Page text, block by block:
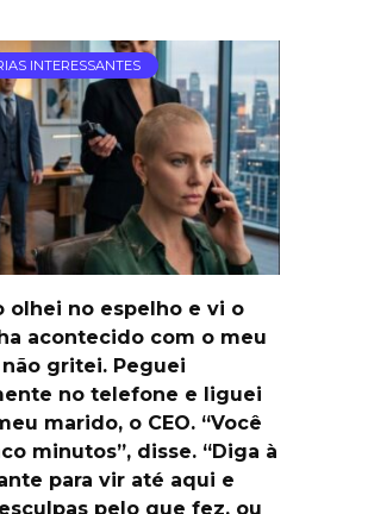
INTERESSANTES
olhei no espelho e vi o
acontecido com o meu
gritei. Peguei
no telefone e liguei
marido, o CEO. “Você
minutos”, disse. “Diga à
para vir até aqui e
pelo que fez, ou